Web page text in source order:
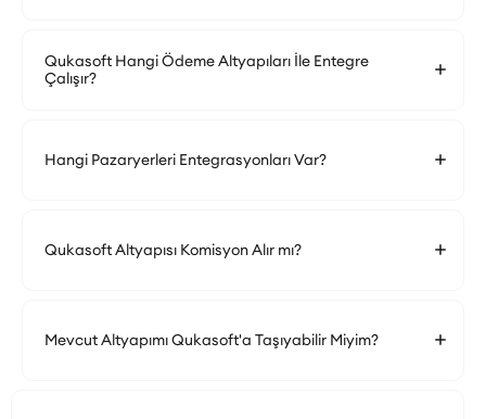
Qukasoft Hangi Ödeme Altyapıları İle Entegre
Çalışır?
Hangi Pazaryerleri Entegrasyonları Var?
Qukasoft Altyapısı Komisyon Alır mı?
Mevcut Altyapımı Qukasoft'a Taşıyabilir Miyim?